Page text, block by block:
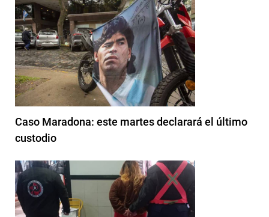
Caso Maradona: este martes declarará el último
custodio